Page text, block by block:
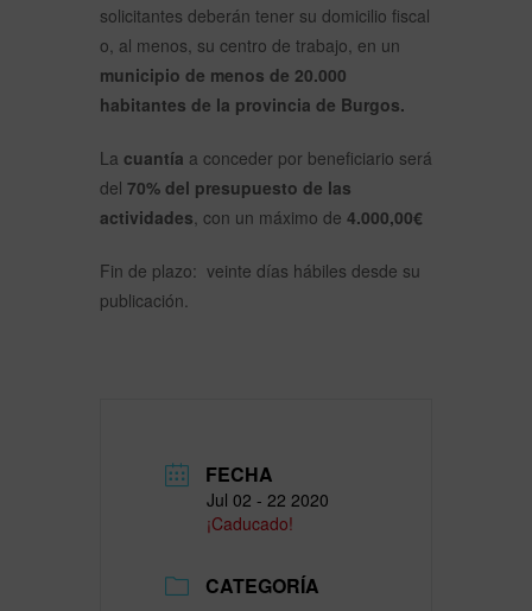
solicitantes deberán tener su domicilio fiscal
o, al menos, su centro de trabajo, en un
municipio de menos de 20.000
habitantes de la provincia de Burgos.
La cuantía a conceder por beneficiario será
del 70% del presupuesto de las
actividades, con un máximo de 4.000,00€
Fin de plazo: veinte días hábiles desde su
publicación.
FECHA
Jul 02 - 22 2020
¡Caducado!
CATEGORÍA